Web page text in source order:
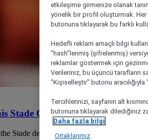
Stade Ouest
Stade de France
etkileşime girmenize olanak
yönelik bir profil oluşturmak.
butonuna tıklayarak bu farklı
Hedefli reklam amaçlı bilgi
"hash"lenmiş (şifrelenmiş)
reklamlar göstermek için
Verileriniz, bu üçüncü tarafların
"Kişiselleştir" butonu
Tercihlerinizi, sayfanın alt
butonuna tıklayarak dilediğiniz
Daha fazla bilgi
Ortaklarımız